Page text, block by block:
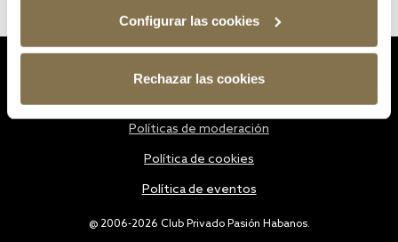
Configurar las cookies
Rechazar las cookies
@ 2006-2026 Club Privado Pasión Habanos.
Políticas de moderación
Política de cookies
Política de eventos